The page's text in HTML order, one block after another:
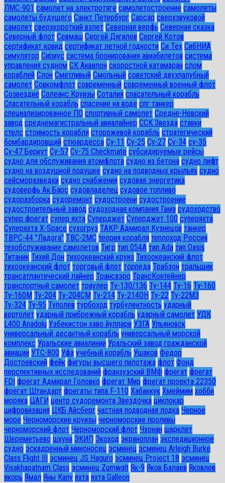
ЛМС-901 самолет на электротяге самолетостроение самолеты
самолеты будущего Санкт Петербург Сарсар сверхзвуковой
самолет сверхкороткий взлет Северная верфь Северная сказка
Северный флот Севмаш Сергей Дягилев Сергей Котов
сертификат ковид сертификат летной годности Си Тех СибНИА
симулятор Сириус система бронирования авиабилетов система
управления судном СК Аквилон скоростной катамаран слом
кораблей Слон Сметливый Смольный советский двухпалубный
самолет Совкомфлот современный современный военный флот
Созвездие Солеанс Круизы Соталия спасательный корабль
Спасательный корабль спасение на воде спг танкер
специализированное ПО спортивный самолет Средне-Невский
завод среднемагистральный авиалайнер ССК Звезда ставки
стелс стоимость корабля сторожевой корабль стратегический
бомбардировщий стюардесса Су-11 Су-25 Су-27 Су-34 су-35
Су-47 Беркут Су-57 Су-75 Checkmate субсидируемые рейсы
судно для обслуживания атомфлота судно из бетона судно лифт
судно на воздушной подушке судно на подводных крыльях судно
сейсморазведки судно снабжения судовая энергетика
судоверфь Ак Барс судовладелец судовое топливо
судоразборка судоремонт судостроени судостроение
судостроительный завод судоходная компания Гама судоходство
супер фрегат супер яхта Суперджет Суперджет 100 суперяхта
Суперяхта X-Space сухогруз ТАКР Адмирал Кузнецов танкер
ТВРС-44 "Ладога" ТВС-2МС теория корабля теплоход Россия
техобслуживание самолетов Тигр тип 054А тип Ada тип Oasis
Титаник Тихий Дон тихоокеанский круиз Тихоокеанский флот
тихоокеанский флот торговый флот торпеда Трабзон тральщик
трансатлантический лайнер Трансаэро ТрансКонтейнер
транспортный самолет траулер Ту-130/136 Ту-144 Ту-16 Ту-160
Ту-160М Ту-204 Ту-204СМ Ту-214 Ту-214ОН Ту-22 Ту-22М3
Ту-324 Ту-95 Туполев турбоход турбулентность ударный
вертолет ударный прибрежный корабль ударный самолет УДК
L400 Anadolu Узбекистон хаво йуллари УЗГА Ульяновск
универсальный десантный корабль универсальный морской
комплекс Уральские авиалинии Уральский завод гражданской
авиации УТС-800 Уфа учебный корабль Ушаков Федор
Достоевский фейк фигуры высшего пилотажа флот Фонд
перспективных исследований франзузский ВМФ фрегат фрегат
FDI фрегат Адмирал Головко фрегат Мир фрегат проекта 22350
фрегат Штандарт фрегаты типа F-110 Хабаккук Хмеймим хобби
моряка ЦАГИ центр судоремонта Звездочка циклокар
цифровизация ЦКБ Айсберг частная подводная лодка Черное
море Черноморские круизы черноморские проливы
черноморский флот Черноморский флот Чхонан шарклет
Шереметьево шхуна ЭКИП Экоход экраноплан экспедиционное
судно эскадренный миноносец эсминец эсминец Arleigh Burke
Class Flight III
эсминец JS Haguro эсминец Project 18 эсминец
Visakhapatnam Class эсминец Zumwalt Як-9 Яков Балаев Яковлев
якорь Ямал Яны Капу яхта яхта Galleon